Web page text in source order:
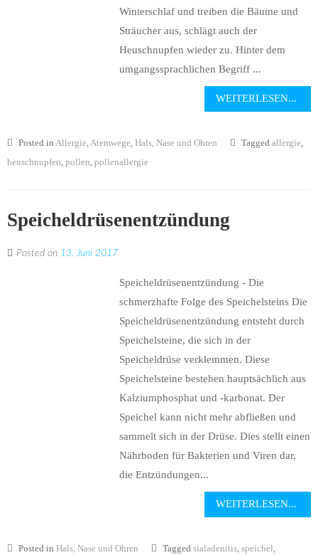
Winterschlaf und treiben die Bäume und
Sträucher aus, schlägt auch der
Heuschnupfen wieder zu. Hinter dem
umgangssprachlichen Begriff ...
WEITERLESEN...
Posted in Allergie,Atemwege, Hals, Nase und Ohren Tagged allergie,
heuschnupfen, pollen, pollenallergie
Speicheldrüsenentzündung
Posted on 13. Juni 2017
Speicheldrüsenentzündung - Die
schmerzhafte Folge des Speichelsteins Die
Speicheldrüsenentzündung entsteht durch
Speichelsteine, die sich in der
Speicheldrüse verklemmen. Diese
Speichelsteine bestehen hauptsächlich aus
Kalziumphosphat und -karbonat. Der
Speichel kann nicht mehr abfließen und
sammelt sich in der Drüse. Dies stellt einen
Nährboden für Bakterien und Viren dar,
die Entzündungen...
WEITERLESEN...
Posted in Hals, Nase und Ohren Tagged sialadenitis, speichel,